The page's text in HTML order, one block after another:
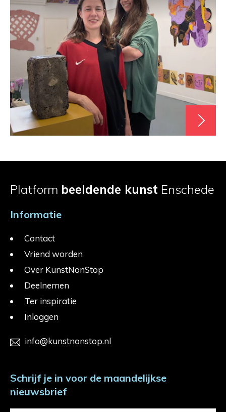
Platform beeldende kunst Enschede
Informatie
Contact
Vriend worden
Over KunstNonStop
Deelnemen
Ter inspiratie
Inloggen
info@kunstnonstop.nl
Schrijf je in voor de maandelijkse
nieuwsbrief